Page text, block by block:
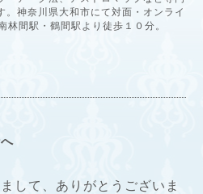
。神奈川県大和市にて対面・オンライ
林間駅・鶴間駅より徒歩１０分。
して、ありがとうございま